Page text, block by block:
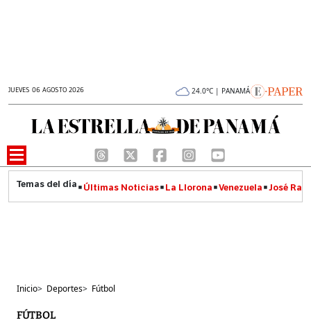
JUEVES 06 AGOSTO 2026 24.0°C | PANAMÁ
Últimas Noticias La Llorona Venezuela José
Inicio> Deportes> Fútbol
FÚTBOL